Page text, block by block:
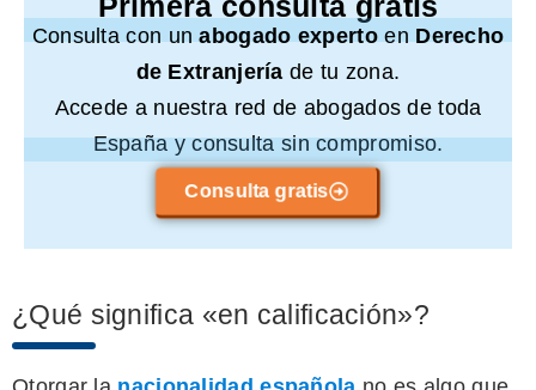
Consulta con unabogado expertoen Derecho
de Extranjeríade tu zona.
Accede a nuestra red de abogados de toda
España y consulta sin compromiso.
Consulta gratis
¿Qué significa «en calificación»?